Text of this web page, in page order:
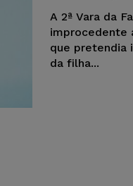
A 2ª Vara da
improcedente
que pretendia
da filha...